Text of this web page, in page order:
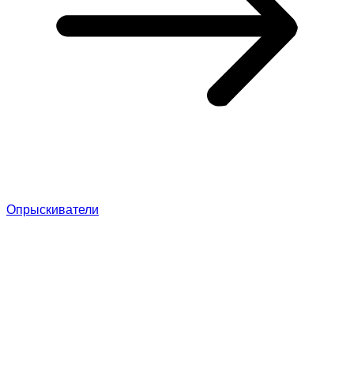
Опрыскиватели